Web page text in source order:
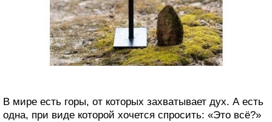
В мире есть горы, от которых захватывает дух. А есть
одна, при виде которой хочется спросить: «Это всё?»